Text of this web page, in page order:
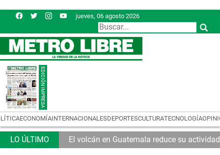
jueves, 06 agosto 2026
ECONOMÍAINTERNACIONALESDEPORTESCULTURATECNOLOGÍA
El volcán en Guatemala reduce su